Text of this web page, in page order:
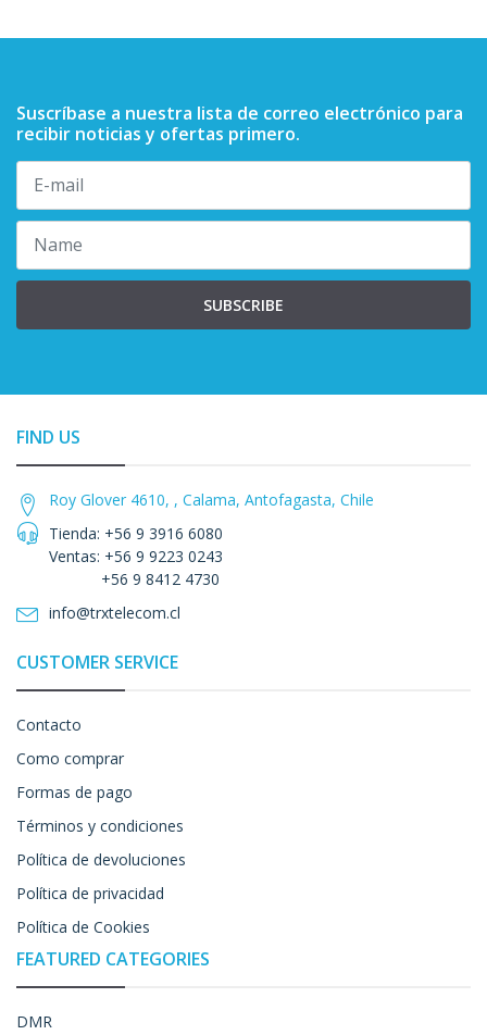
Suscríbase a nuestra lista de correo electrónico para
recibir noticias y ofertas primero.
SUBSCRIBE
FIND US
Roy Glover 4610, , Calama, Antofagasta, Chile
Tienda: +56 9 3916 6080
Ventas: +56 9 9223 0243
+56 9 8412 4730
info@trxtelecom.cl
CUSTOMER SERVICE
Contacto
Como comprar
Formas de pago
Términos y condiciones
Política de devoluciones
Política de privacidad
Política de Cookies
FEATURED CATEGORIES
DMR